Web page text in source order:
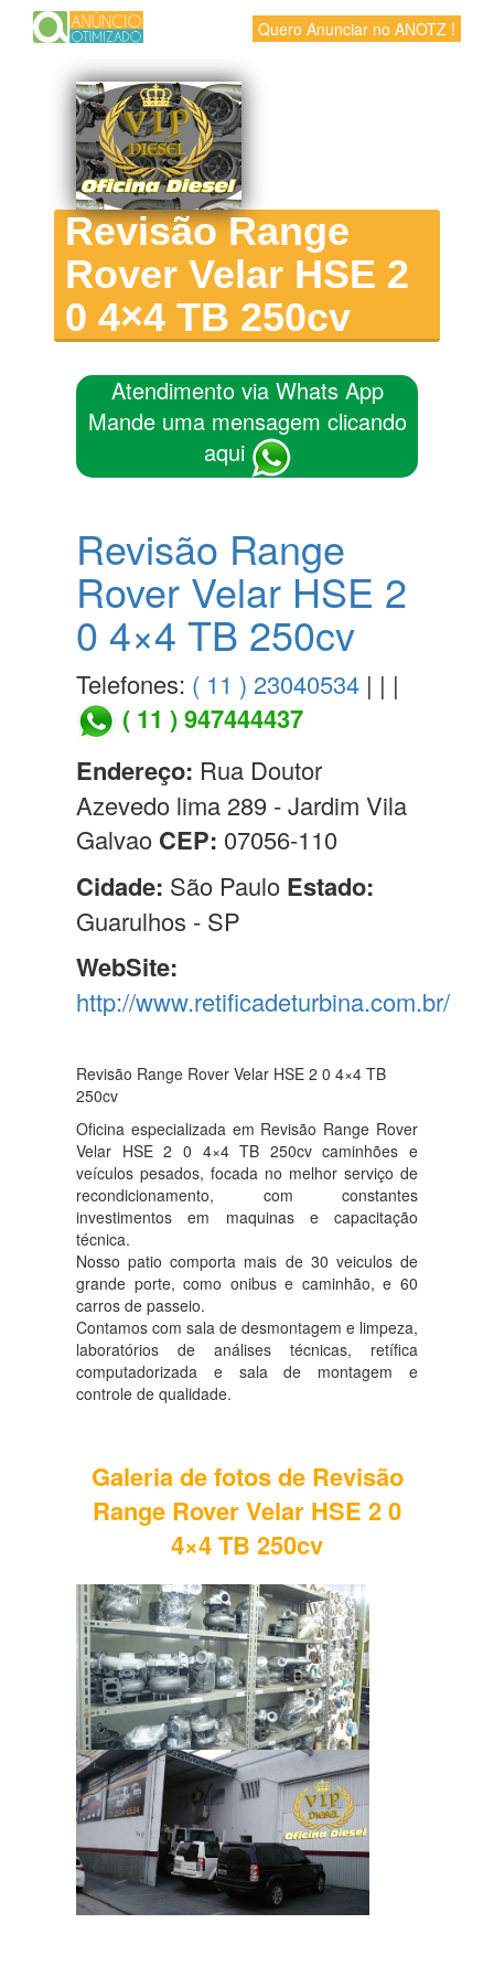
Quero Anunciar no ANOTZ !
Revisão Range
Rover Velar HSE 2
0 4×4 TB 250cv
Atendimento via Whats App
Mande uma mensagem clicando
aqui
Revisão Range
Rover Velar HSE 2
0 4×4 TB 250cv
Telefones: ( 11 ) 23040534 | | |
( 11 ) 947444437
Endereço: Rua Doutor
Azevedo lima 289 - Jardim Vila
Galvao CEP: 07056-110
Cidade: São Paulo Estado:
Guarulhos - SP
WebSite:
http://www.retificadeturbina.com.br/
Revisão Range Rover Velar HSE 2 0 4×4 TB
250cv
Oficina especializada em Revisão Range Rover
Velar HSE 2 0 4×4 TB 250cv caminhões e
veículos pesados, focada no melhor serviço de
recondicionamento, com constantes
investimentos em maquinas e capacitação
técnica.
Nosso patio comporta mais de 30 veiculos de
grande porte, como onibus e caminhão, e 60
carros de passeio.
Contamos com sala de desmontagem e limpeza,
laboratórios de análises técnicas, retífica
computadorizada e sala de montagem e
controle de qualidade.
Galeria de fotos de Revisão
Range Rover Velar HSE 2 0
4×4 TB 250cv